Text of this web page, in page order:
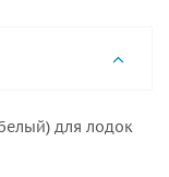
для лодок